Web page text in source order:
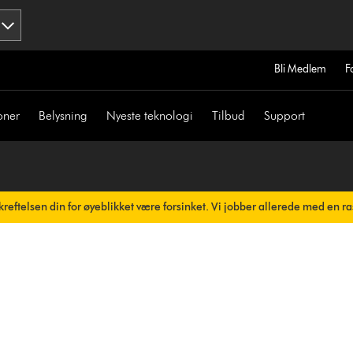
Bli Medlem
Belysning Nyeste teknologi Tilbud Support
din for øyeblikket være forsinket. Vi jobber allerede med en